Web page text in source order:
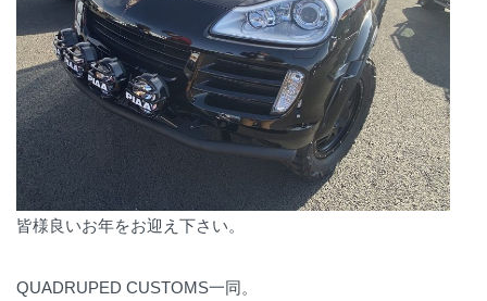
皆様良いお年をお迎え下さい。
QUADRUPED CUSTOMS一同。